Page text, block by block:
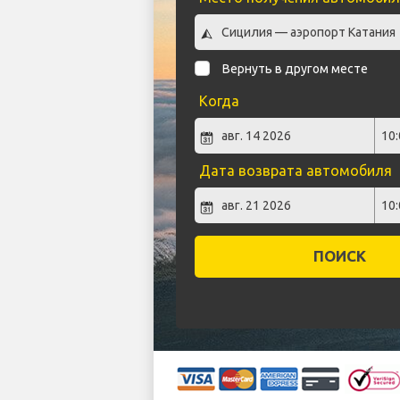
Вернуть в другом месте
Когда
Дата возврата автомобиля
ПОИСК